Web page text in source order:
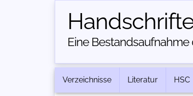
Eine
Verzeichnisse Literatur HSC